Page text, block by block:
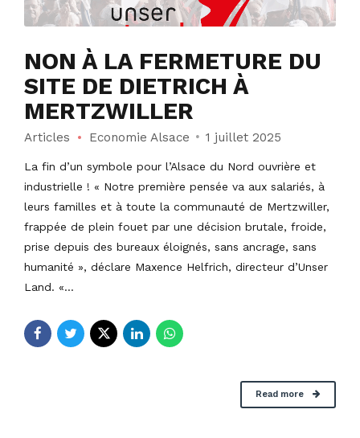
NON À LA FERMETURE DU
SITE DE DIETRICH À
MERTZWILLER
Articles Economie Alsace 1 juillet 2025
La fin d’un symbole pour l’Alsace du Nord ouvrière et
industrielle ! « Notre première pensée va aux salariés, à
leurs familles et à toute la communauté de Mertzwiller,
frappée de plein fouet par une décision brutale, froide,
prise depuis des bureaux éloignés, sans ancrage, sans
humanité », déclare Maxence Helfrich, directeur d’Unser
Land. «...
Read more